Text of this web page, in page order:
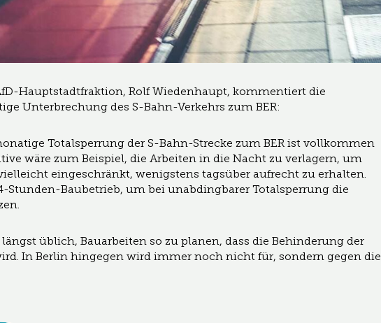
Hauptstadtfraktion, Rolf Wiedenhaupt, kommentiert die
Unterbrechung des S-Bahn-Verkehrs zum BER:
Totalsperrung der S-Bahn-Strecke zum BER ist vollkommen
wäre zum Beispiel, die Arbeiten in die Nacht zu verlagern, um
eingeschränkt, wenigstens tagsüber aufrecht zu erhalten.
Stunden-Baubetrieb, um bei unabdingbarer Totalsperrung die
üblich, Bauarbeiten so zu planen, dass die Behinderung der
In Berlin hingegen wird immer noch nicht für, sondern gegen die